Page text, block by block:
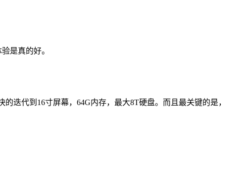
是真的好。
迭代到16寸屏幕，64G内存，最大8T硬盘。而且最关键的是，